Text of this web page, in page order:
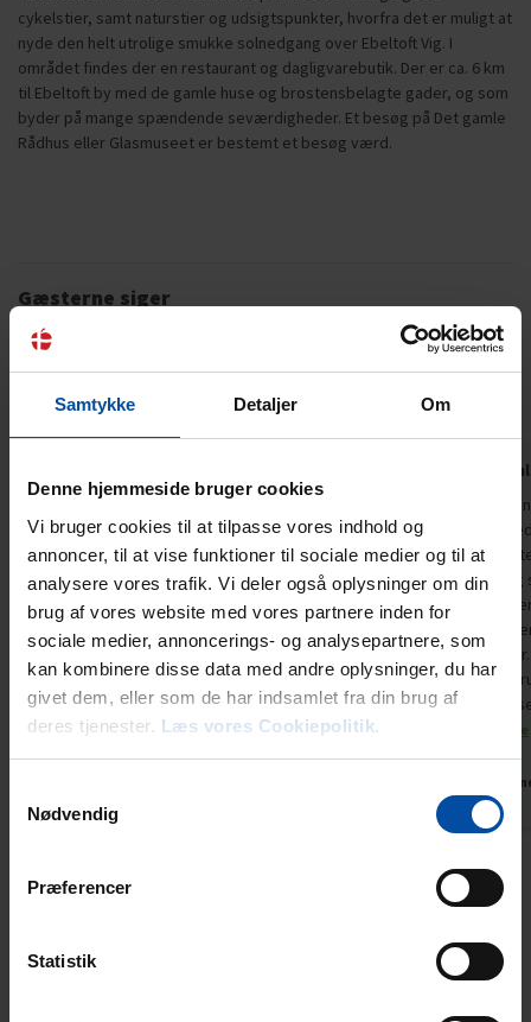
Samtykke Detaljer Om
Denne hjemmeside bruger cookies
Vi bruger cookies til at tilpasse vores indhold og
annoncer, til at vise funktioner til sociale medier og til at
analysere vores trafik. Vi deler også oplysninger om din
brug af vores website med vores partnere inden for
sociale medier, annoncerings- og analysepartnere, som
kan kombinere disse data med andre oplysninger, du har
givet dem, eller som de har indsamlet fra din brug af
deres tjenester. Læs vores Cookiepolitik.
Nødvendig
Præferencer
Statistik
cykelstier, samt naturstier og udsigtspunkter, hvorfra det er muligt at
nyde den helt utrolige smukke solnedgang over Ebeltoft Vig. I
området findes der en restaurant og dagligvarebutik. Der er ca. 6 km
til Ebeltoft by med de gamle huse og brostensbelagte gader, og som
byder på mange spændende seværdigheder. Et besøg på Det gamle
Rådhus eller Glasmuseet er bestemt et besøg værd.
Gæsterne siger
4,8 • 16 Bedømmelser
Hus
5,0
Grund
4,8
Område
Et vidunderligt hus, perfekt designet, meget
velholdt og kærligt møbleret. Det ligger i et roligt
område for enden af en blind vej.
Tyskland
Vis original
kommentar
Roland
Ved vores
feriehus
at ønske.
opholds- og
på en
udendørs
Vis mere
Lejeinformation